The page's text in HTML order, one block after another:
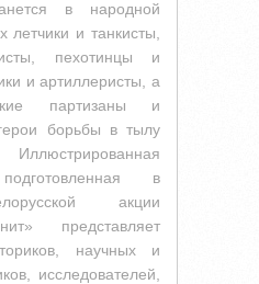
в народной
и танкисты,
пехотинцы и
и артиллеристы, а
партизаны и
борьбы в тылу
в
акции
представляет
научных и
исследователей,